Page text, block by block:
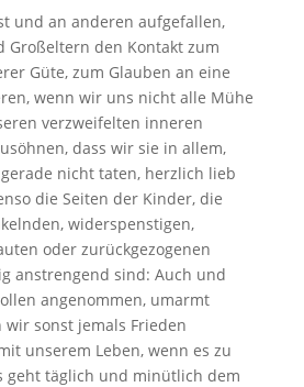
und an anderen aufgefallen,
Großeltern den Kontakt zum
Güte, zum Glauben an eine
wenn wir uns nicht alle Mühe
verzweifelten inneren
dass wir sie in allem,
nicht taten, herzlich lieb
die Seiten der Kinder, die
widerspenstigen,
oder zurückgezogenen
anstrengend sind: Auch und
angenommen, umarmt
sonst jemals Frieden
unserem Leben, wenn es zu
geht täglich und minütlich dem